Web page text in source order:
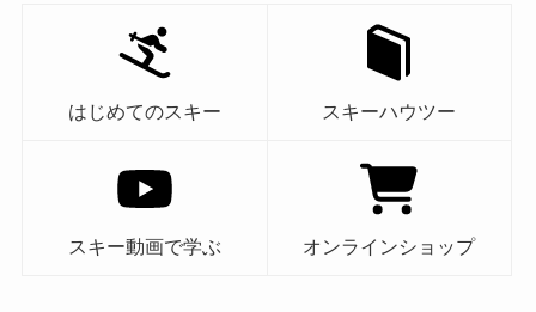
はじめてのスキー スキーハウツー
スキー動画で学ぶ オンラインショップ